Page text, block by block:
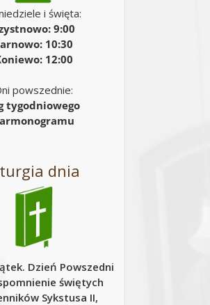
i święta:
9:00
10:30
12:00
powszednie:
tygodniowego
dnia
Dzień Powszedni
świętych
Sykstusa II,